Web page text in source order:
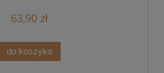
63,90 zł
do koszyka